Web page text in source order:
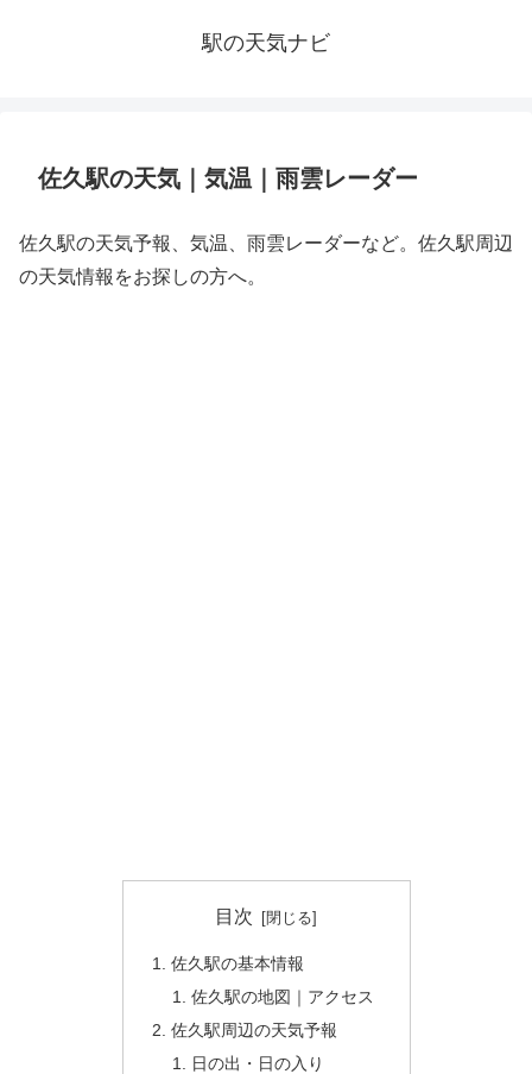
駅の天気ナビ
佐久駅の天気｜気温｜雨雲レーダー
佐久駅の天気予報、気温、雨雲レーダーなど。佐久駅周辺
の天気情報をお探しの方へ。
目次
佐久駅の基本情報
佐久駅の地図｜アクセス
佐久駅周辺の天気予報
日の出・日の入り